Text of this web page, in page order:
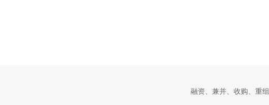
融资、兼并、收购、重组